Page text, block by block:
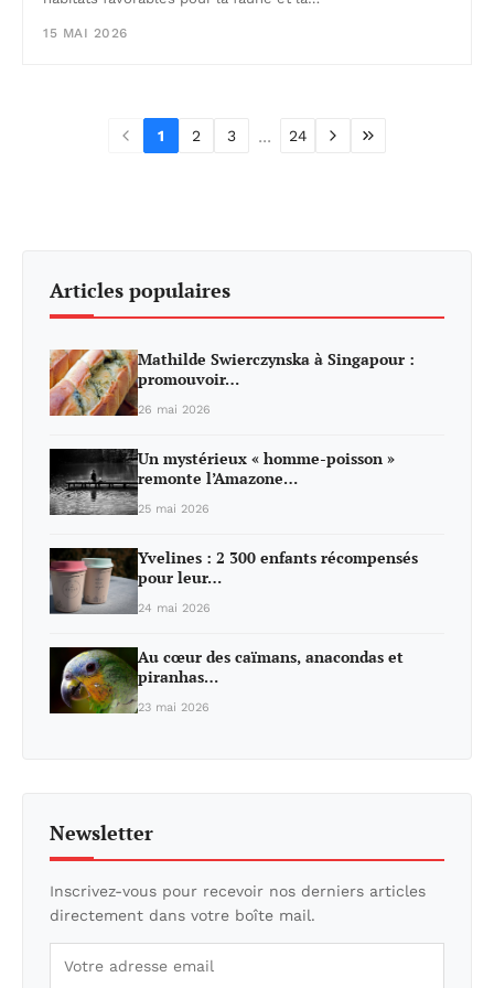
15 MAI 2026
1 2 3 ... 24
Articles populaires
Mathilde Swierczynska à Singapour :
promouvoir…
26 mai 2026
Un mystérieux « homme-poisson »
remonte l’Amazone…
25 mai 2026
Yvelines : 2 300 enfants récompensés
pour leur…
24 mai 2026
Au cœur des caïmans, anacondas et
piranhas…
23 mai 2026
Newsletter
Inscrivez-vous pour recevoir nos derniers articles
directement dans votre boîte mail.